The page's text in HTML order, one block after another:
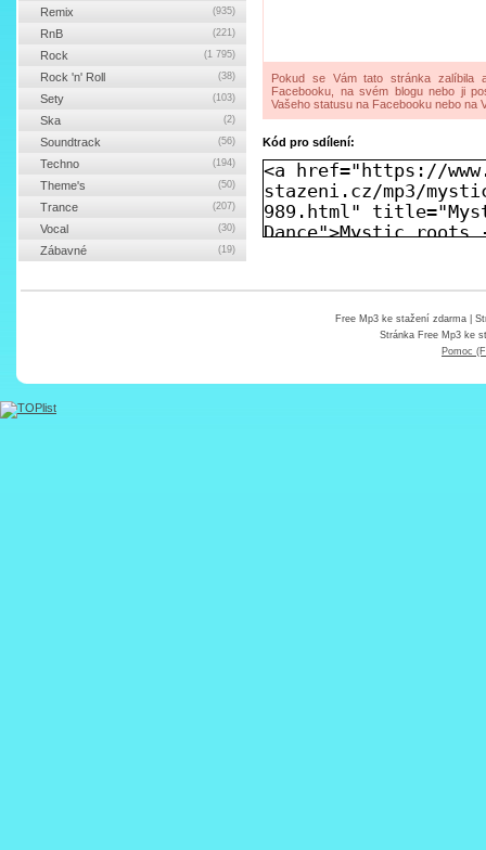
Pokud se Vám tato stránka zalíbila
Facebooku, na svém blogu nebo ji
Vašeho statusu na Facebooku nebo na
Kód pro sdílení:
Remix (935)
RnB (221)
Rock (1 795)
Rock 'n' Roll (38)
Sety (103)
Ska (2)
Soundtrack (56)
Techno (194)
Theme's (50)
Trance (207)
Vocal (30)
Zábavné (19)
Free Mp3 ke stažení zdarma|
Stránka Free Mp3 ke
Pomoc